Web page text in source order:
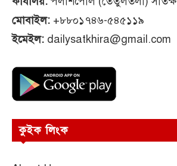
মোবাইল: +৮৮০১৭৪৬-৫৪৫১১৯
ইমেইল: dailysatkhira@gmail.com
কুইক লিংক